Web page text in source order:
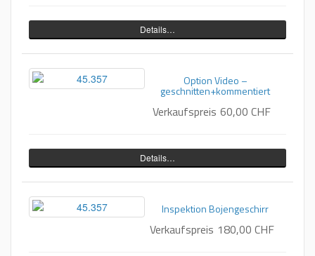
Details…
Option Video –
geschnitten+kommentiert
Verkaufspreis 60,00 CHF
Details…
Inspektion Bojengeschirr
Verkaufspreis 180,00 CHF